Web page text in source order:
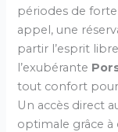
périodes de
appel, une
partir l’esprit
l’exubérante
tout confort
Un accès direct
optimale grâce à